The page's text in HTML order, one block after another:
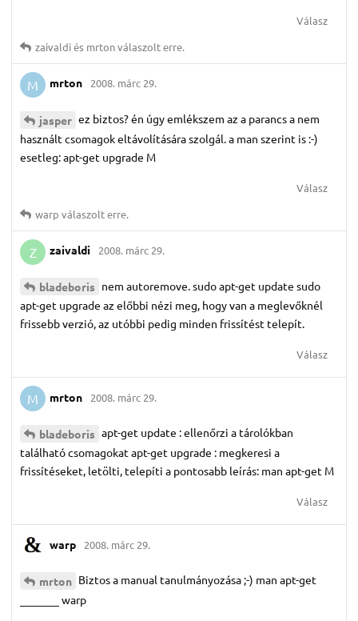
Válasz
zaivaldiés mrtonválaszolt erre.
M mrton 2008. márc 29.
jasper ez biztos? én úgy emlékszem az a parancs a nem
használt csomagok eltávolítására szolgál. a man szerint is :-)
esetleg: apt-get upgrade M
Válasz
warp válaszolt erre.
Z zaivaldi 2008. márc 29.
bladeboris nem autoremove. sudo apt-get update sudo
apt-get upgrade az előbbi nézi meg, hogy van a meglevőknél
frissebb verzió, az utóbbi pedig minden frissítést telepít.
Válasz
M mrton 2008. márc 29.
bladeboris apt-get update : ellenőrzi a tárolókban
található csomagokat apt-get upgrade : megkeresi a
frissítéseket, letölti, telepíti a pontosabb leírás: man apt-get M
Válasz
warp 2008. márc 29.
mrton Biztos a manual tanulmányozása ;-) man apt-get
_______ warp